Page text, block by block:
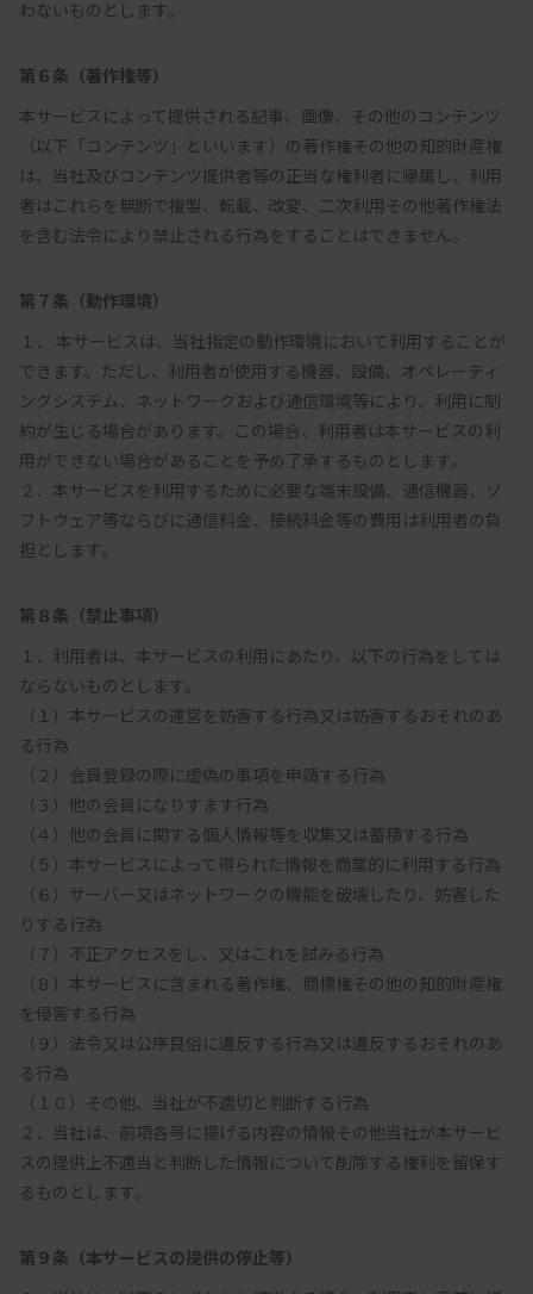
第６条（著作権等）
本サービスによって提供される記事、画像、その他のコンテンツ
（以下「コンテンツ」といいます）の著作権その他の知的財産権
は、当社及びコンテンツ提供者等の正当な権利者に帰属し、利用
者はこれらを無断で複製、転載、改変、二次利用その他著作権法
を含む法令により禁止される行為をすることはできません。
第７条（動作環境）
１． 本サービスは、当社指定の動作環境において利用することが
できます。ただし、利用者が使用する機器、設備、オペレーティ
ングシステム、ネットワークおよび通信環境等により、利用に制
約が生じる場合があります。この場合、利用者は本サービスの利
用ができない場合があることを予め了承するものとします。
２．本サービスを利用するために必要な端末設備、通信機器、ソ
フトウェア等ならびに通信料金、接続料金等の費用は利用者の負
第８条（禁止事項）
１．利用者は、本サービスの利用にあたり、以下の行為をしては
ならないものとします。
（１）本サービスの運営を妨害する行為又は妨害するおそれのあ
る行為
（２）会員登録の際に虚偽の事項を申請する行為
（３）他の会員になりすます行為
（４）他の会員に関する個人情報等を収集又は蓄積する行為
（５）本サービスによって得られた情報を商業的に利用する行為
（６）サーバー又はネットワークの機能を破壊したり、妨害した
りする行為
（７）不正アクセスをし、又はこれを試みる行為
（８）本サービスに含まれる著作権、商標権その他の知的財産権
を侵害する行為
（９）法令又は公序良俗に違反する行為又は違反するおそれのあ
る行為
（１０）その他、当社が不適切と判断する行為
２．当社は、前項各号に揚げる内容の情報その他当社が本サービ
スの提供上不適当と判断した情報について削除する権利を留保す
第９条（本サービスの提供の停止等）